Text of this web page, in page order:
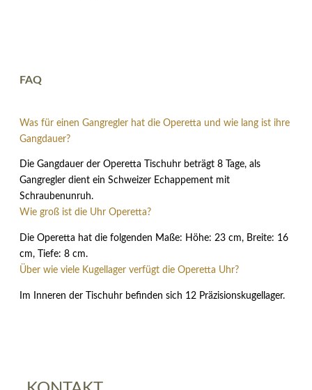
FAQ
Was für einen Gangregler hat die Operetta und wie lang ist ihre
Gangdauer?
Die Gangdauer der Operetta Tischuhr beträgt 8 Tage, als
Gangregler dient ein Schweizer Echappement mit
Schraubenunruh.
Wie groß ist die Uhr Operetta?
Die Operetta hat die folgenden Maße: Höhe: 23 cm, Breite: 16
cm, Tiefe: 8 cm.
Über wie viele Kugellager verfügt die Operetta Uhr?
Im Inneren der Tischuhr befinden sich 12 Präzisionskugellager.